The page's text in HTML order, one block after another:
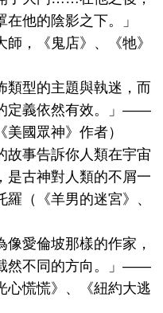
他的陰影之下。」
，《鬼店》、《牠》
類型的主題與執迷，而
定義依然有效。」――
國眾神》作者）
故事告訴你人類在宇宙
是古神對人類的不屑一
（《羊男的迷宮》、
像愛倫坡那樣的作家，
然不同的方向。」――
心慌慌》、《紐約大逃